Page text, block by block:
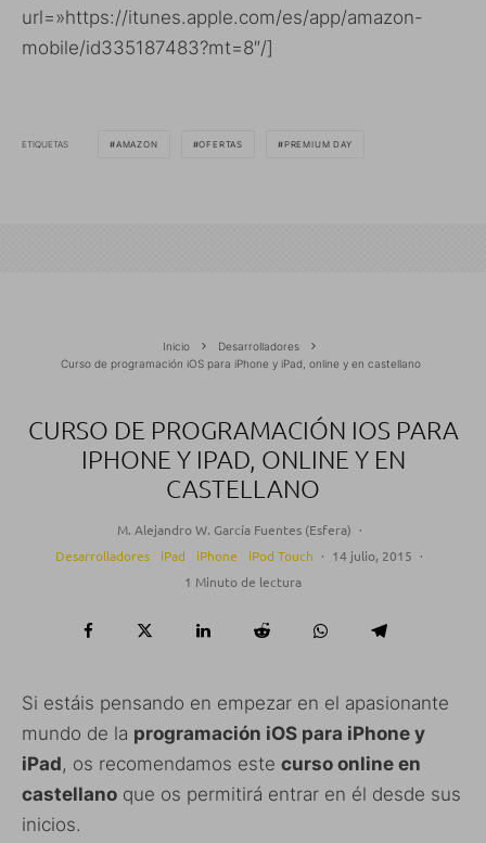
url=»https://itunes.apple.com/es/app/amazon-
mobile/id335187483?mt=8″/]
ETIQUETAS AMAZON OFERTAS PREMIUM DAY
Inicio
Desarrolladores
Curso de programación iOS para iPhone y iPad, online y en castellano
CURSO DE PROGRAMACIÓN IOS PARA
IPHONE Y IPAD, ONLINE Y EN
CASTELLANO
M. Alejandro W. García Fuentes (Esfera) ·
Desarrolladores
iPad iPhone iPod Touch · 14 julio, 2015 ·
1 Minuto de lectura
Si estáis pensando en empezar en el apasionante
mundo de la programación iOS para iPhone y
iPad, os recomendamos este curso online en
castellano que os permitirá entrar en él desde sus
inicios.